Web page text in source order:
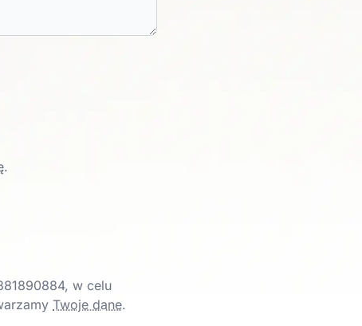
w celu
Twoje dane.